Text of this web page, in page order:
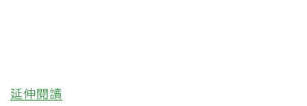
延伸閱讀